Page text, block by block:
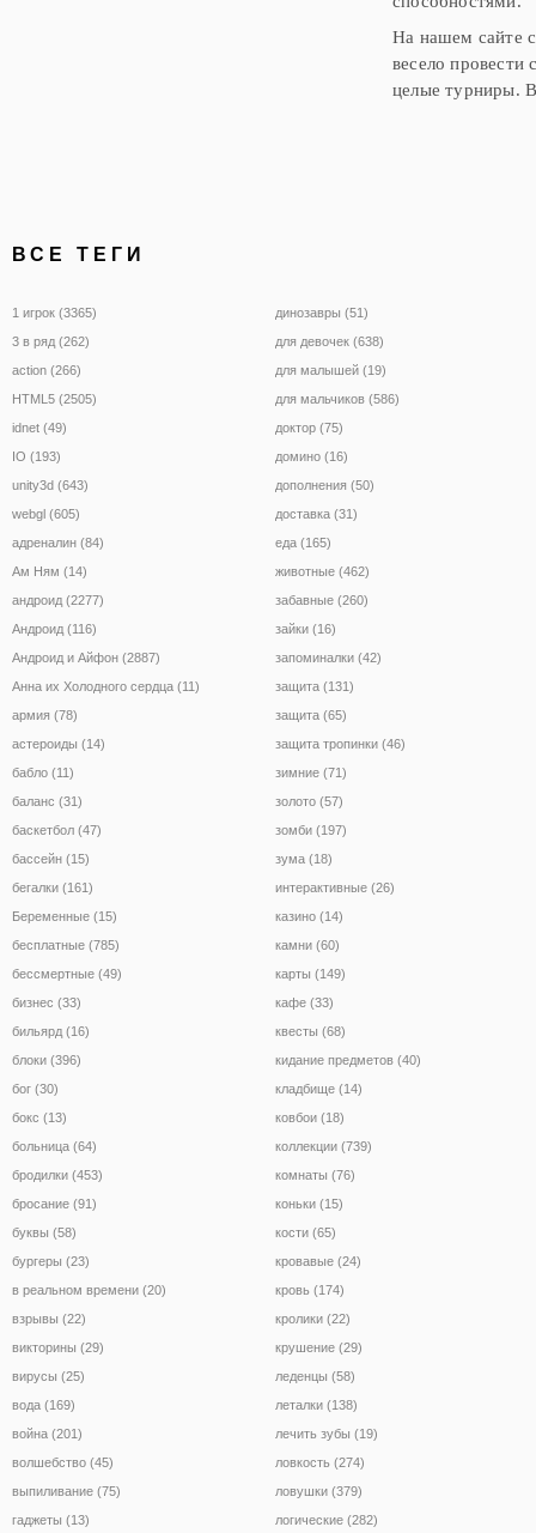
На нашем сайте
весело провести
целые турниры.
ВСЕ ТЕГИ
1 игрок (3365)
3 в ряд (262)
action (266)
HTML5 (2505)
idnet (49)
IO (193)
unity3d (643)
webgl (605)
адреналин (84)
Ам Ням (14)
андроид (2277)
Андроид (116)
Андроид и Айфон (2887)
Анна их Холодного сердца (11)
армия (78)
астероиды (14)
бабло (11)
баланс (31)
баскетбол (47)
бассейн (15)
бегалки (161)
Беременные (15)
бесплатные (785)
бессмертные (49)
бизнес (33)
бильярд (16)
блоки (396)
бог (30)
бокс (13)
больница (64)
бродилки (453)
бросание (91)
буквы (58)
бургеры (23)
в реальном времени (20)
взрывы (22)
викторины (29)
вирусы (25)
вода (169)
война (201)
волшебство (45)
выпиливание (75)
гаджеты (13)
динозавры (51)
для девочек (638)
для малышей (19)
для мальчиков (586)
доктор (75)
домино (16)
дополнения (50)
доставка (31)
еда (165)
животные (462)
забавные (260)
зайки (16)
запоминалки (42)
защита (131)
защита (65)
защита тропинки (46)
зимние (71)
золото (57)
зомби (197)
зума (18)
интерактивные (26)
казино (14)
камни (60)
карты (149)
кафе (33)
квесты (68)
кидание предметов (40)
кладбище (14)
ковбои (18)
коллекции (739)
комнаты (76)
коньки (15)
кости (65)
кровавые (24)
кровь (174)
кролики (22)
крушение (29)
леденцы (58)
леталки (138)
лечить зубы (19)
ловкость (274)
ловушки (379)
логические (282)